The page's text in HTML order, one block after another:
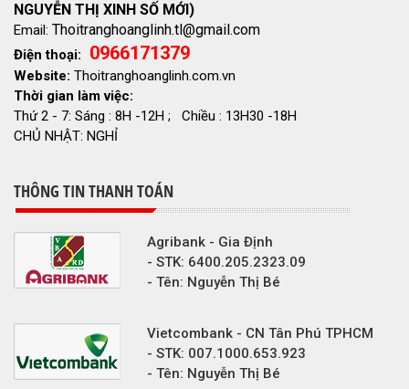
NGUYỄN THỊ XINH SỐ MỚI)
Email: Thoitranghoanglinh.tl@gmail.com
Điện thoại: 0966171379
Website: Thoitranghoanglinh.com.vn
Thời gian làm việc:
Thứ 2 - 7: Sáng : 8H -12H ; Chiều : 13H30 -18H
CHỦ NHẬT: NGHỈ
THÔNG TIN THANH TOÁN
Agribank - Gia Định
- STK: 6400.205.2323.09
- Tên: Nguyễn Thị Bé
Vietcombank - CN Tân Phú TPHCM
- STK: 007.1000.653.923
- Tên: Nguyễn Thị Bé